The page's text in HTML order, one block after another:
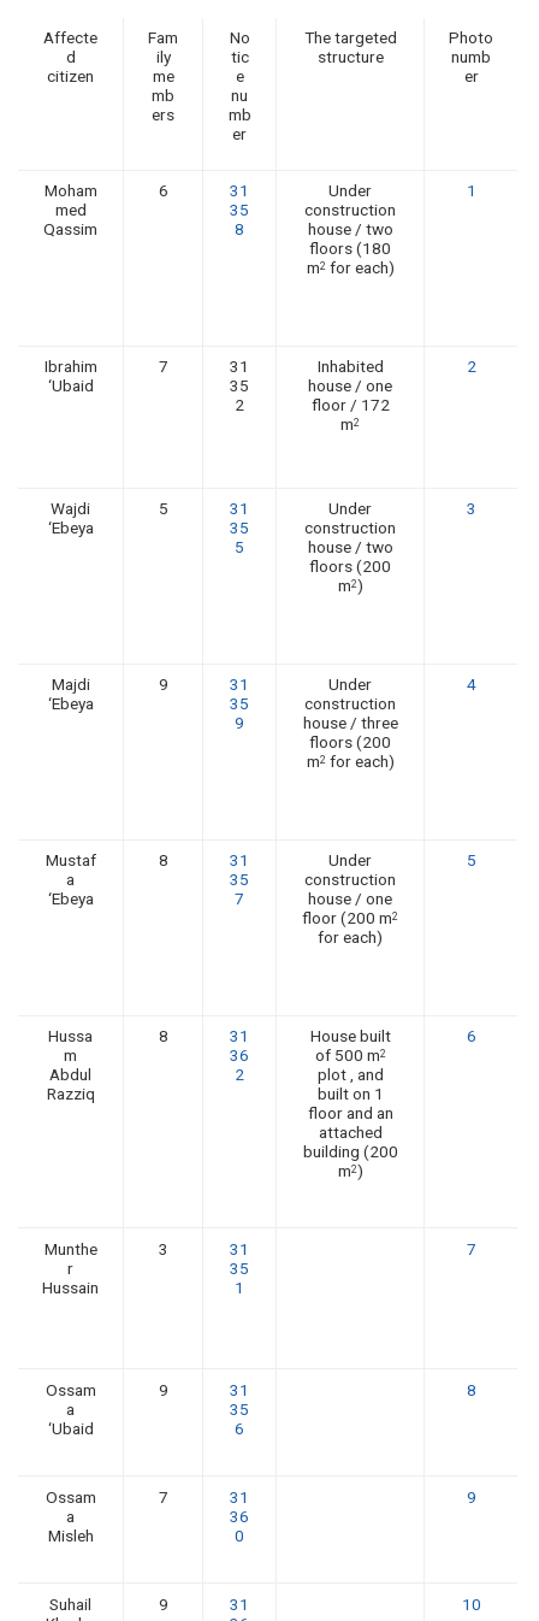
Affecte
d
citizen
Fam
ily
me
mb
ers
No
tic
e
nu
mb
er
The targeted
structure
Photo
numb
er
Moham
med
Qassim
6
31
35
8
Under
construction
house / two
floors (180
m2for each)
1
Ibrahim
‘Ubaid
7
31
35
2
Inhabited
house / one
floor / 172
m2
2
Wajdi
‘Ebeya
5
31
35
5
Under
construction
house / two
floors (200
m2)
3
Majdi
‘Ebeya
9
31
35
9
Under
construction
house / three
floors (200
m2for each)
4
Mustaf
a
‘Ebeya
8
31
35
7
Under
construction
house / one
floor (200 m2
for each)
5
Hussa
m
Abdul
Razziq
8
31
36
2
House built
of 500 m2
plot , and
built on 1
floor and an
attached
building (200
m2)
6
Munthe
r
Hussain
3
31
35
1
7
Ossam
a
‘Ubaid
9
31
35
6
8
Ossam
a
Misleh
7
31
36
0
9
Suhail
9
31
10